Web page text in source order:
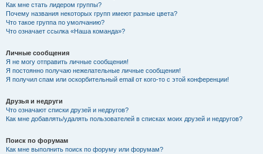
Как мне стать лидером группы?
Почему названия некоторых групп имеют разные цвета?
Что такое группа по умолчанию?
Что означает ссылка «Наша команда»?
Личные сообщения
Я не могу отправить личные сообщения!
Я постоянно получаю нежелательные личные сообщения!
Я получил спам или оскорбительный email от кого-то с этой конференции!
Друзья и недруги
Что означают списки друзей и недругов?
Как мне добавлять/удалять пользователей в списках моих друзей и недругов?
Поиск по форумам
Как мне выполнить поиск по форуму или форумам?